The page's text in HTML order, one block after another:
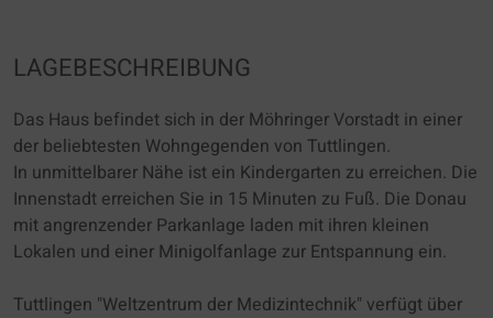
LAGEBESCHREIBUNG
Das Haus befindet sich in der Möhringer Vorstadt in einer
der beliebtesten Wohngegenden von Tuttlingen.
In unmittelbarer Nähe ist ein Kindergarten zu erreichen. Die
Innenstadt erreichen Sie in 15 Minuten zu Fuß. Die Donau
mit angrenzender Parkanlage laden mit ihren kleinen
Lokalen und einer Minigolfanlage zur Entspannung ein.
Tuttlingen "Weltzentrum der Medizintechnik" verfügt über
Sie "nur wesentliche Cookies ", "alle Cookies
Einstellung speichern" möchten.
Die Zustimmung zur Verwendung von nicht
essentiellen Cookies ist freiwillig. Sie können
Ihre Einstellungen auch nachträglich über die
Schaltfläche "Datenschutz Einstellung" ändern,
Ergänzende Informationen finden Sie in